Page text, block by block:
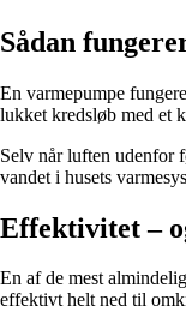
Sådan
En varmepumpe
lukket kredsløb med et
Selv når luften udenfor
vandet i husets
Effektivitet –
En af de mest
effektivt helt ned til